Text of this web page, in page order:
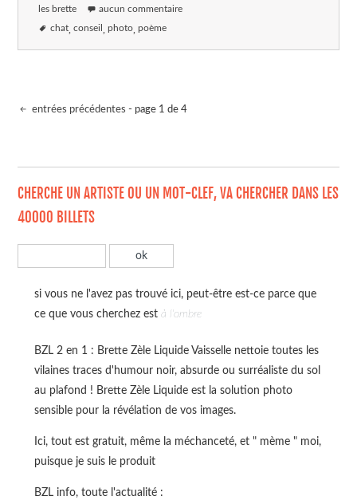
les brette aucun commentaire
chat conseil photo poème
entrées précédentes - page 1 de 4
CHERCHE UN ARTISTE OU UN MOT-CLEF, VA CHERCHER DANS LES
40000 BILLETS
si vous ne l'avez pas trouvé ici, peut-être est-ce parce que
ce que vous cherchez est à l'ombre
BZL 2 en 1 : Brette Zèle Liquide Vaisselle nettoie toutes les
vilaines traces d'humour noir, absurde ou surréaliste du sol
au plafond ! Brette Zèle Liquide est la solution photo
sensible pour la révélation de vos images.
Ici, tout est gratuit, même la méchanceté, et " mème " moi,
puisque je suis le produit
BZL info, toute l'actualité :